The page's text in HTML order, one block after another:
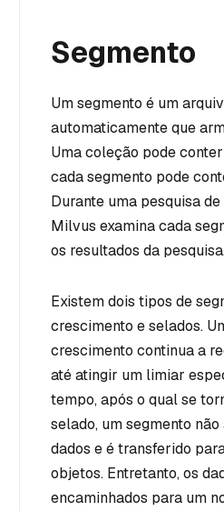
Segmento
Um segmento é um
automaticamente que
Uma coleção pode
cada segmento pode
Durante uma pesquisa
Milvus examina cada
os resultados da
Existem dois tipos de
crescimento e selados.
crescimento continua a
até atingir um limiar
tempo, após o qual se
selado, um segmento
dados e é transferido
objetos. Entretanto, os
encaminhados para um